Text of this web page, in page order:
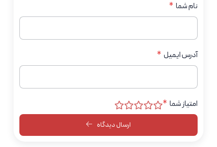
نام شما *
آدرس ایمیل *
امتیاز شما *
ارسال دیدگاه